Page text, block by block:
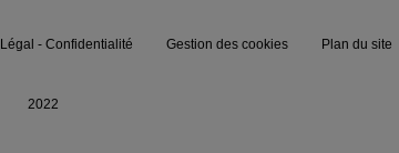
Légal - Confidentialité Gestion des cookies Plan du site
2022